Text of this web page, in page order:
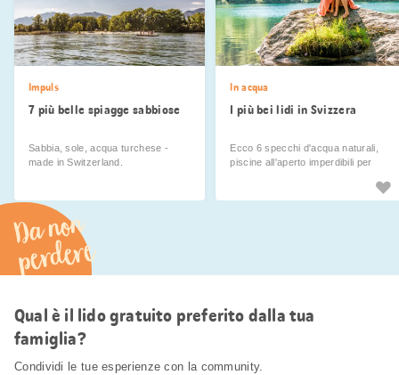
Impuls
7 più belle spiagge sabbiose
Sabbia, sole, acqua turchese -
made in Switzerland.
In acqua
I più bei lidi in Svizzera
Ecco 6 specchi d'acqua naturali,
piscine all'aperto imperdibili per
Da non
perdere
Qual è il lido gratuito preferito dalla tua
famiglia?
Condividi le tue esperienze con la community.